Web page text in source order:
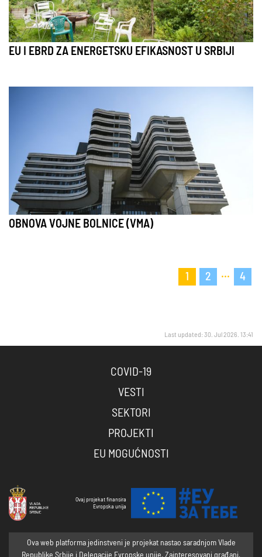
EU I EBRD ZA ENERGETSKU EFIKASNOST U SRBIJI
OBNOVA VOJNE BOLNICE (VMA)
1 2 ... 4
Last updated: 30. Jul 2026. 13:41
COVID-19
VESTI
SEKTORI
PROJEKTI
EU MOGUĆNOSTI
Ovaj projekat finansira
Evropska unija
Ova web platforma jedinstveni je projekat nastao saradnjom Vlade